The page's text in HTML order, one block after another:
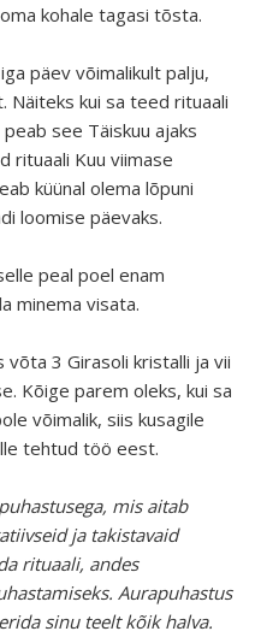
kohale tagasi tõsta.
päev võimalikult palju,
Näiteks kui sa teed rituaali
see Täiskuu ajaks
rituaali Kuu viimase
küünal olema lõpuni
loomise päevaks.
peal poel enam
minema visata.
võta 3 Girasoli kristalli ja vii
Kõige parem oleks, kui sa
võimalik, siis kusagile
tehtud töö eest.
mis aitab
ja takistavaid
rituaali, andes
Aurapuhastus
sinu teelt kõik halva.